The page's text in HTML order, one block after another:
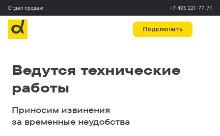
Отдел продаж +7 495 221-77-71
Подключить
Ведутся технические
работы
Приносим извинения
за временные неудобства